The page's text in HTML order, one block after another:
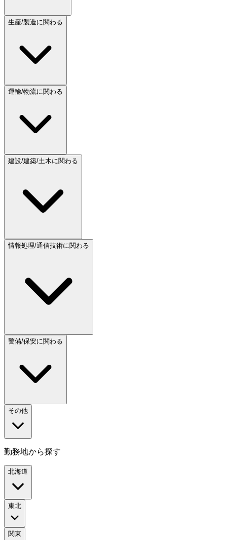
生産/製造に関わる
運輸/物流に関わる
建設/建築/土木に関わる
情報処理/通信技術に関わる
警備/保安に関わる
その他
勤務地から探す
北海道
東北
関東